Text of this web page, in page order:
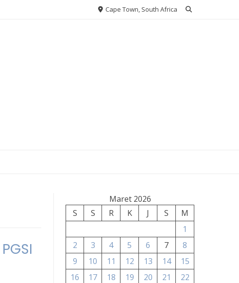
Cape Town, South Africa
Maret 2026
S
S R K J S
M
1
2
3 4 5 6 7
8
9
10 11 12 13 14
15
16
17 18 19 20 21
22